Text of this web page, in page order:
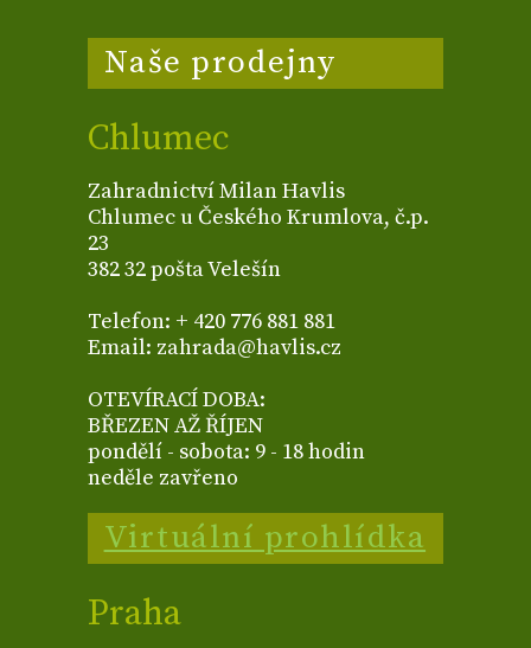
Naše prodejny
Chlumec
Zahradnictví Milan Havlis
Chlumec u Českého Krumlova, č.p.
23
382 32 pošta Velešín
Telefon: + 420 776 881 881
Email: zahrada@havlis.cz
OTEVÍRACÍ DOBA:
BŘEZEN AŽ ŘÍJEN
pondělí - sobota: 9 - 18 hodin
neděle zavřeno
Virtuální prohlídka
Praha